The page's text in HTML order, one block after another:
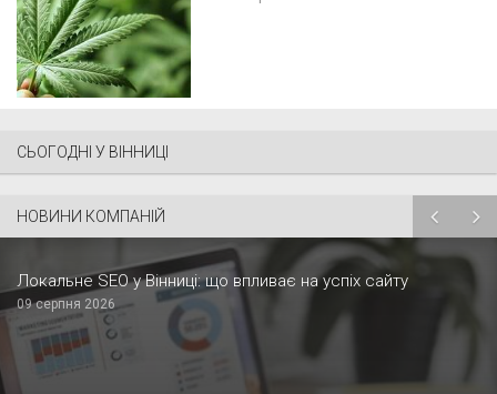
СЬОГОДНІ У ВІННИЦІ
НОВИНИ КОМПАНІЙ
Локальне SEO у Вінниці: що впливає на успіх сайту
09 серпня 2026